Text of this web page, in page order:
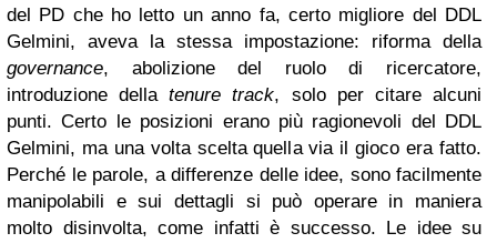
del PD che ho letto un anno fa, certo migliore del DDL
Gelmini, aveva la stessa impostazione: riforma della
governance, abolizione del ruolo di ricercatore,
introduzione dellatenure track, solo per citare alcuni
punti. Certo le posizioni erano più ragionevoli del DDL
Gelmini, ma una volta scelta quella via il gioco era fatto.
Perché le parole, a differenze delle idee, sono facilmente
manipolabili e sui dettagli si può operare in maniera
molto disinvolta, come infatti è successo. Le idee su